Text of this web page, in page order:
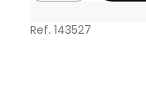
Ref. 143527